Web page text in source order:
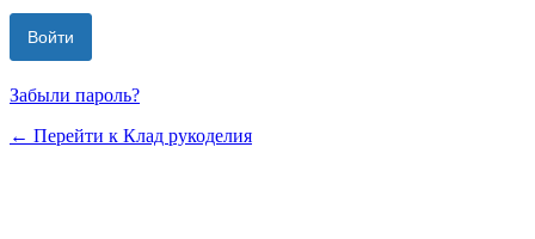
Забыли пароль?
← Перейти к Клад рукоделия